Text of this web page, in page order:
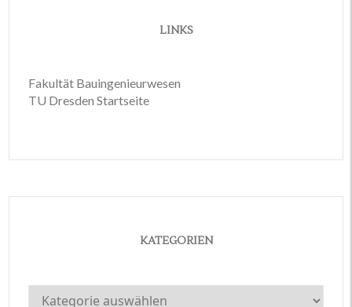
LINKS
Fakultät Bauingenieurwesen
TU Dresden Startseite
KATEGORIEN
Kategorien